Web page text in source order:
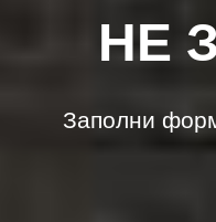
НЕ
Заполни